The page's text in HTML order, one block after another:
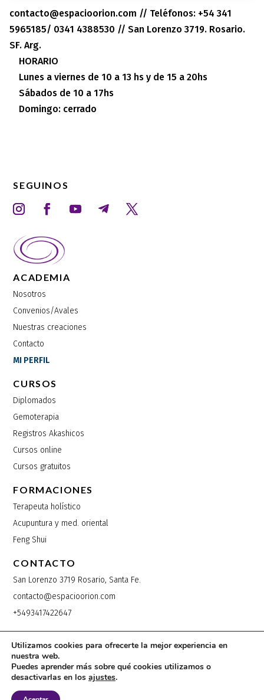
contacto@espacioorion.com // Teléfonos: +54 341
5965185/ 0341 4388530 // San Lorenzo 3719. Rosario.
SF. Arg.
HORARIO
Lunes a viernes de 10 a 13 hs y de 15 a 20hs
Sábados de 10 a 17hs
Domingo: cerrado
SEGUINOS
ACADEMIA
Nosotros
Convenios/Avales
Nuestras creaciones
Contacto
MI PERFIL
CURSOS
Diplomados
Gemoterapia
Registros Akashicos
Cursos online
Cursos gratuitos
FORMACIONES
Terapeuta holístico
Acupuntura y med. oriental
Feng Shui
CONTACTO
San Lorenzo 3719 Rosario, Santa Fe.
contacto@espacioorion.com
+5493417422647
Copyright 2025 © | Espacio Orion®
Diseñado por
Utilizamos cookies para ofrecerte la mejor experiencia en
nuestra web.
Puedes aprender más sobre qué cookies utilizamos o
desactivarlas en los ajustes.